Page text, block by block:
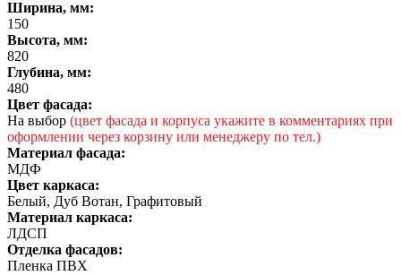
Ширина, мм:
150
Высота, мм:
820
Глубина, мм:
480
Цвет фасада:
На выбор (цвет фасада и корпуса укажите в комментариях при
оформлении через корзину или менеджеру по тел.)
Материал фасада:
МДФ
Цвет каркаса:
Белый, Дуб Вотан, Графитовый
Материал каркаса:
ЛДСП
Отделка фасадов:
Пленка ПВХ